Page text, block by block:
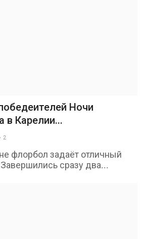
Ночи
в Карелии...
2
флорбол задаёт отличный
сразу два...